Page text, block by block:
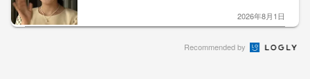
2026年8月1日
Recommended by